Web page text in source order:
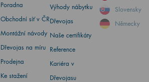
Poradna
Obchodní síť v ČR
Montážní návody
Dřevojas na míru
Prodejna
Ke stažení
Výhody nábytku
Dřevojas
Naše certifikáty
Reference
Kariéra v
Dřevojasu
Slovensky
Německy